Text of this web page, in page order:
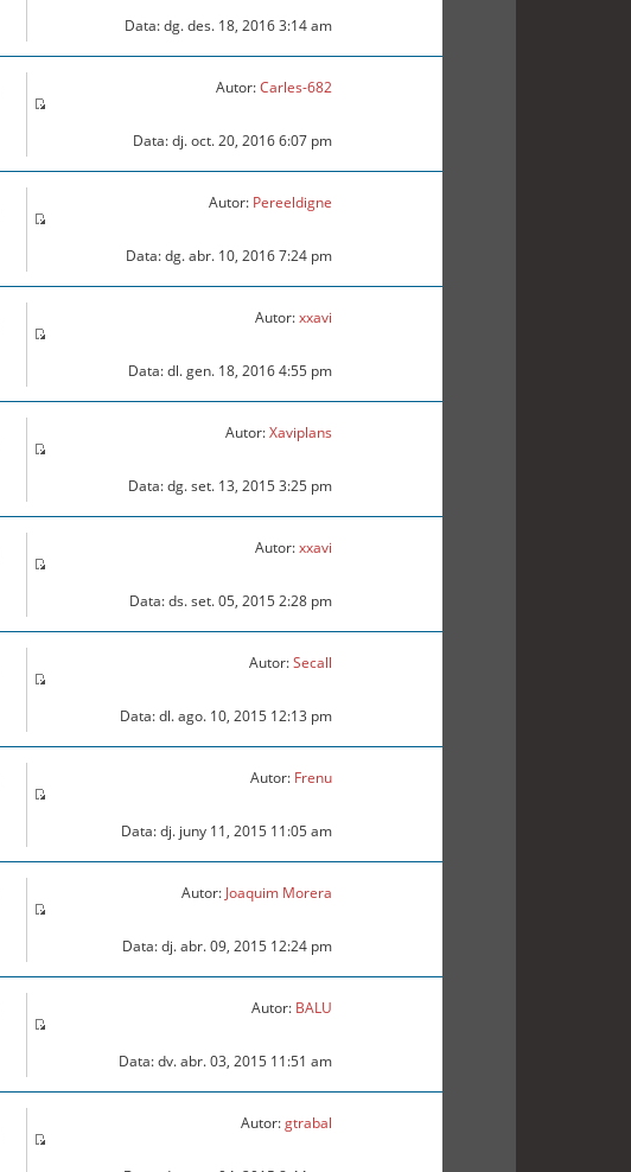
Data: dg. des. 18, 2016 3:14 am
Autor:Carles-682
Data: dj. oct. 20, 2016 6:07 pm
Autor: Pereeldigne
Data: dg. abr. 10, 2016 7:24 pm
Autor:xxavi
Data: dl. gen. 18, 2016 4:55 pm
Autor:Xaviplans
Data: dg. set. 13, 2015 3:25 pm
Autor:xxavi
Data: ds. set. 05, 2015 2:28 pm
Autor:Secall
Data: dl. ago. 10, 2015 12:13 pm
Autor: Frenu
Data: dj. juny 11, 2015 11:05 am
Autor: Joaquim Morera
Data: dj. abr. 09, 2015 12:24 pm
Autor: BALU
Data: dv. abr. 03, 2015 11:51 am
Autor:gtrabal